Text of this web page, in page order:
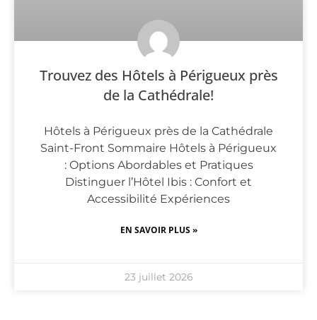
Trouvez des Hôtels à Périgueux près
de la Cathédrale!
Hôtels à Périgueux près de la Cathédrale
Saint-Front Sommaire Hôtels à Périgueux
: Options Abordables et Pratiques
Distinguer l’Hôtel Ibis : Confort et
Accessibilité Expériences
EN SAVOIR PLUS »
23 juillet 2026